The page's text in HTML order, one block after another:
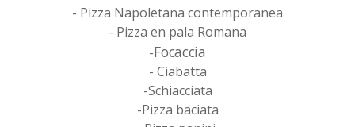
- Pizza Napoletana contemporanea
- Pizza en pala Romana
-Focaccia
- Ciabatta
-Schiacciata
-Pizza baciata